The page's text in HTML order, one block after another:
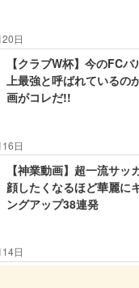
日
【クラブW杯】今のFC
上最強と呼ばれているの
画がコレだ!!
日
【神業動画】超一流サッ
顔したくなるほど華麗に
ングアップ38連発
日